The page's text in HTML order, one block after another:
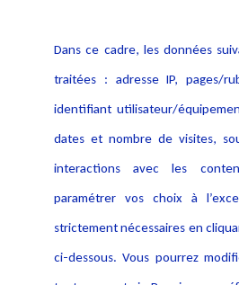
Dans ce cadre, les données
traitées : adresse IP, pages/
identifiant utilisateur/
dates et nombre de visites,
interactions avec les
paramétrer vos choix à
strictement nécessaires en
ci-dessous. Vous pourrez